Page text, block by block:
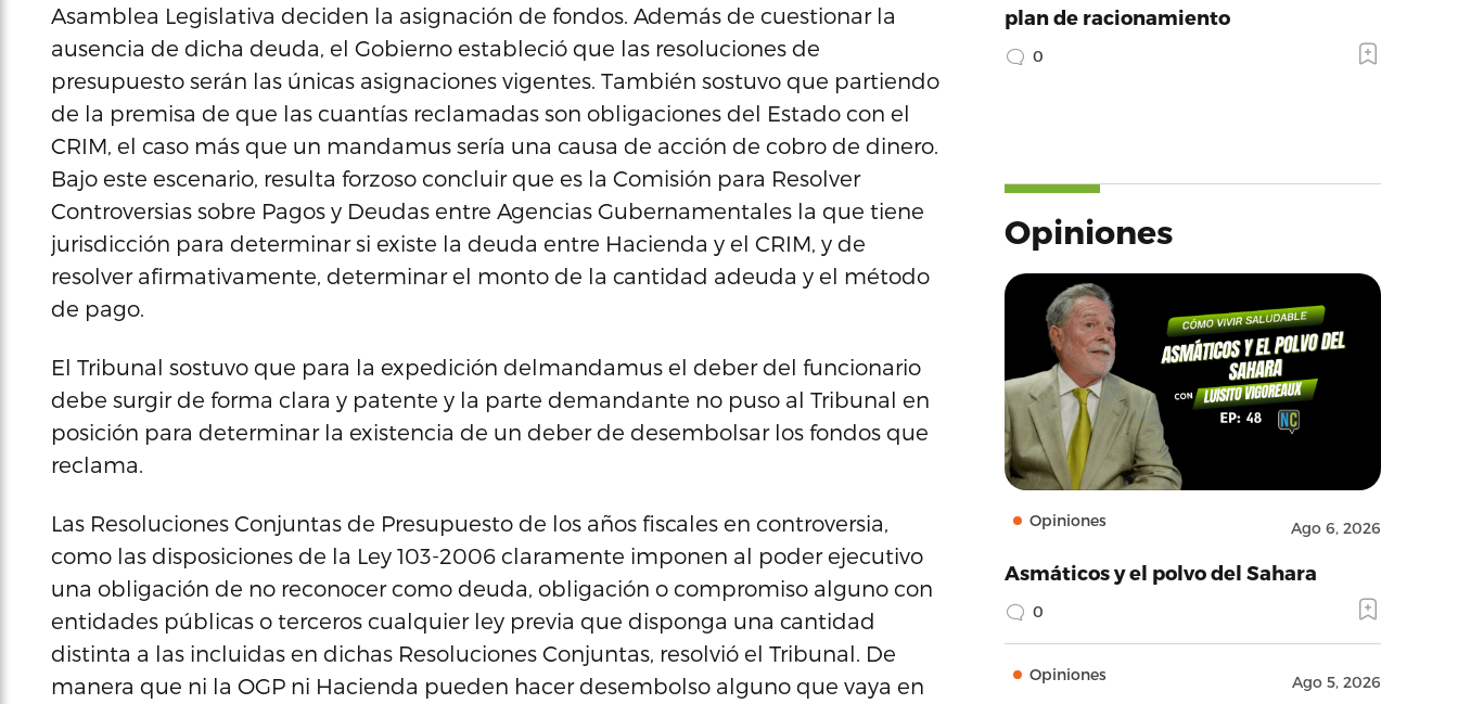
Asamblea Legislativa deciden la asignación de fondos. Además de cuestionar la
ausencia de dicha deuda, el Gobierno estableció que las resoluciones de
presupuesto serán las únicas asignaciones vigentes. También sostuvo que partiendo
de la premisa de que las cuantías reclamadas son obligaciones del Estado con el
CRIM, el caso más que un mandamus sería una causa de acción de cobro de dinero.
Bajo este escenario, resulta forzoso concluir que es la Comisión para Resolver
Controversias sobre Pagos y Deudas entre Agencias Gubernamentales la que tiene
jurisdicción para determinar si existe la deuda entre Hacienda y el CRIM, y de
resolver afirmativamente, determinar el monto de la cantidad adeuda y el método
de pago.
El Tribunal sostuvo que para la expedición delmandamus el deber del funcionario
debe surgir de forma clara y patente y la parte demandante no puso al Tribunal en
posición para determinar la existencia de un deber de desembolsar los fondos que
reclama.
Las Resoluciones Conjuntas de Presupuesto de los años fiscales en controversia,
como las disposiciones de la Ley 103-2006 claramente imponen al poder ejecutivo
una obligación de no reconocer como deuda, obligación o compromiso alguno con
entidades públicas o terceros cualquier ley previa que disponga una cantidad
distinta a las incluidas en dichas Resoluciones Conjuntas, resolvió el Tribunal. De
manera que ni la OGP ni Hacienda pueden hacer desembolso alguno que vaya en
plan de racionamiento
0
Opiniones
Opiniones Ago 6, 2026
Asmáticos y el polvo del Sahara
0
Opiniones Ago 5, 2026